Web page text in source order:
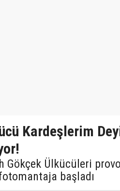
Kardeşlerim
Gökçek Ülkücüleri
başladı